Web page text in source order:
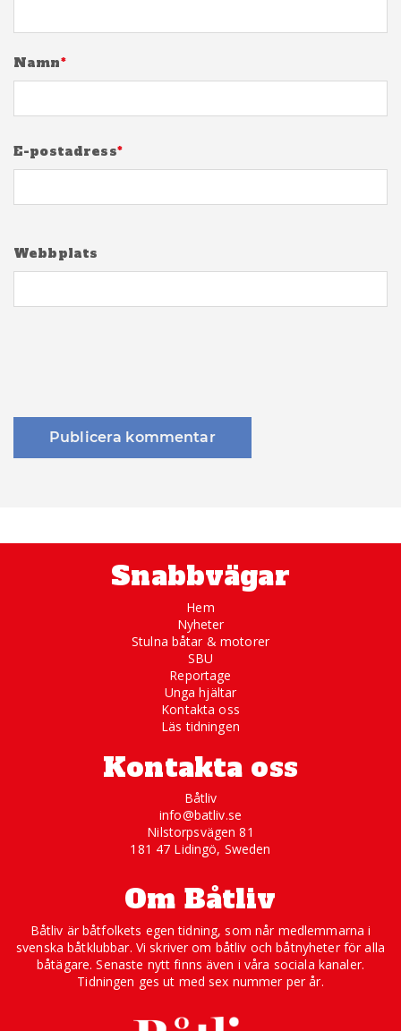
Namn*
E-postadress*
Webbplats
Snabbvägar
Hem
Nyheter
Stulna båtar & motorer
SBU
Reportage
Unga hjältar
Kontakta oss
Läs tidningen
Kontakta oss
Båtliv
info@batliv.se
Nilstorpsvägen 81
181 47 Lidingö, Sweden
Om Båtliv
Båtliv är båtfolkets egen tidning, som når medlemmarna i
svenska båtklubbar. Vi skriver om båtliv och båtnyheter för alla
båtägare. Senaste nytt finns även i våra sociala kanaler.
Tidningen ges ut med sex nummer per år.